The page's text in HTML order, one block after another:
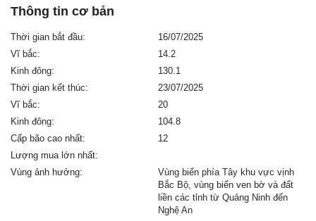
Thông tin cơ bản
Thời gian bắt đầu:
16/07/2025
Vĩ bắc:
14.2
Kinh đông:
130.1
Thời gian kết thúc:
23/07/2025
Vĩ bắc:
20
Kinh đông:
104.8
Cấp bão cao nhất:
12
Lượng mua lớn nhất:
Vùng ảnh hưởng:
Vùng biển phía Tây khu vực vịnh
Bắc Bộ, vùng biển ven bờ và đất
liền các tỉnh từ Quảng Ninh đến
Nghệ An